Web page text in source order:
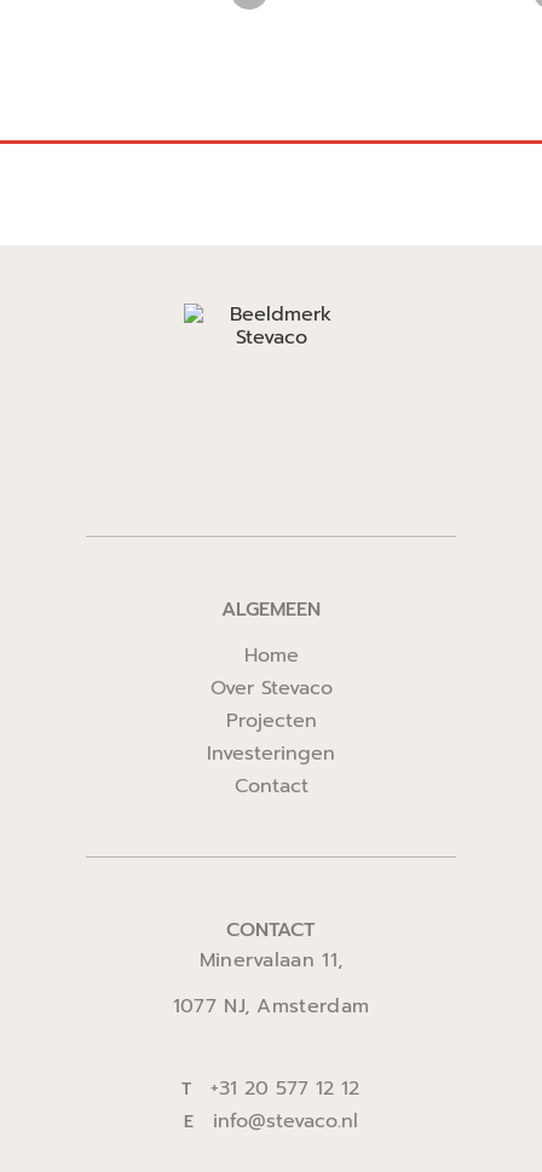
ALGEMEEN
Home
Over Stevaco
Projecten
Investeringen
Contact
CONTACT
Minervalaan 11,
1077 NJ, Amsterdam
T +31 20 577 12 12
E info@stevaco.nl